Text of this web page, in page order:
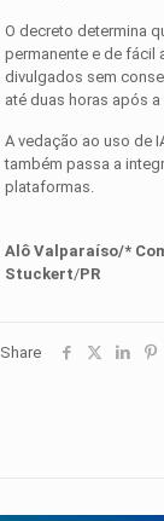
O decreto determina
permanente e de fácil
divulgados sem
até duas horas após a
A vedação ao uso de
também passa a
plataformas.
Alô Valparaíso/*
Stuckert/PR
Share